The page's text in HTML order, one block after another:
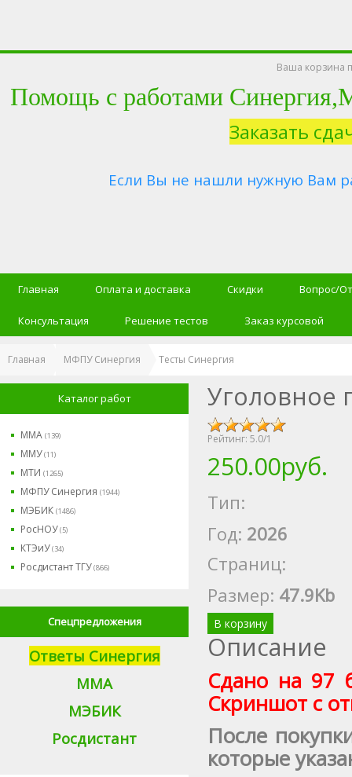
Ваша корзина
Помощь с работами
Заказать
Если Вы не нашли нужную Вам
Главная Оплата и доставка Скидки Вопрос/
Консультация Решение тестов Заказ курсовой
Главная МФПУ Синергия Тесты Синергия
Каталог работ
ММА (139)
ММУ(11)
МТИ (1265)
МФПУ Синергия (1944)
МЭБИК (1486)
РосНОУ(5)
КТЭиУ(34)
Росдистант ТГУ(866)
Спецпредложения
Ответы Синергия
ММА
МЭБИК
Росдистант
Уголовное
Рейтинг: 5.0/1
250.00руб.
Тип:
Год: 2026
Страниц:
Размер: 47.9Kb
В корзину
Описание
Сдано на 97
Скриншот с
После
которые